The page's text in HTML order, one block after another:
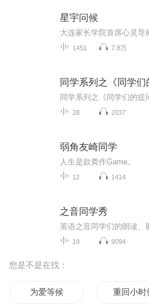
星宇问候
1451 7.8万
同学系列之《同学
同学系列之《同学们的提
28 2037
弱角友崎同学
12 1414
之音同学秀
英语之音同学们的朗读、
19 9094
您是不是在找：
为爱等候 重回小时